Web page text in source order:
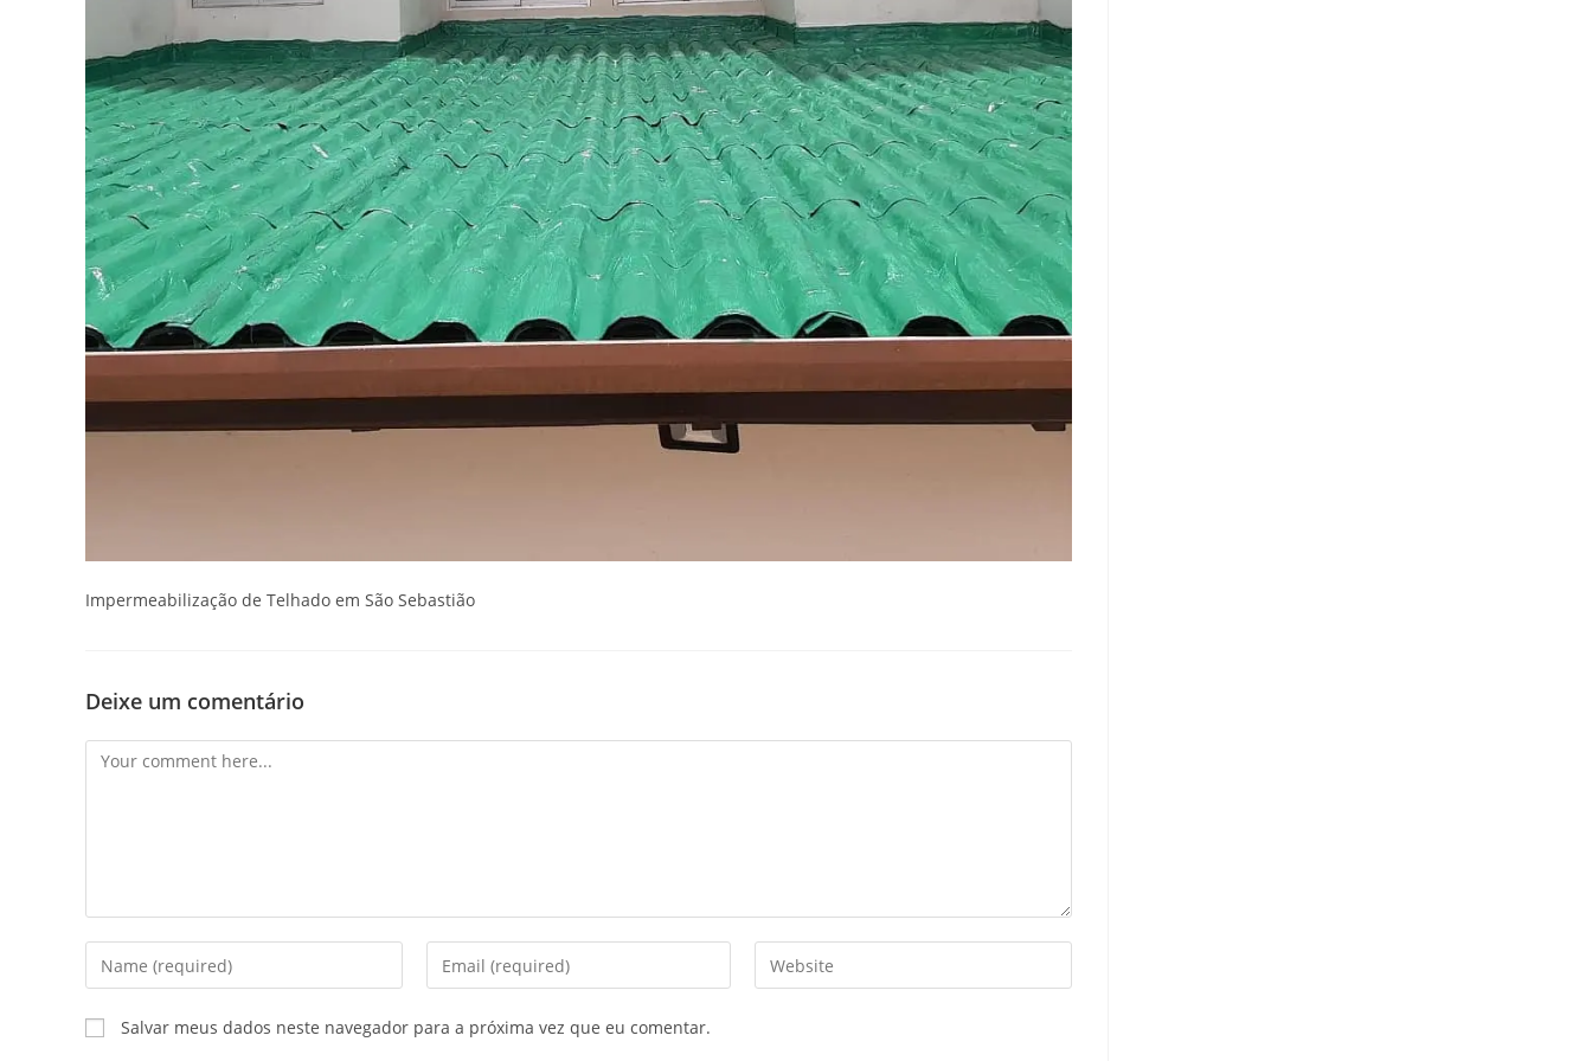
Impermeabilização de Telhado em São Sebastião
Deixe um comentário
Comment
Enter
your
name
or
Enter
your
address
Enter
your
Salvar meus dados neste navegador para a próxima vez que eu comentar.